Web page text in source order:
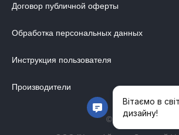
ОБОИ ДЛЯ СТЕН
СТЕНОВЫЕ ПАНЕЛИ
МЕБЕЛЬ ДЛЯ ОФИСА
Договор публичной оферты
Обработка персональных данных
Инструкция пользователя
Производители
© 2014-2026